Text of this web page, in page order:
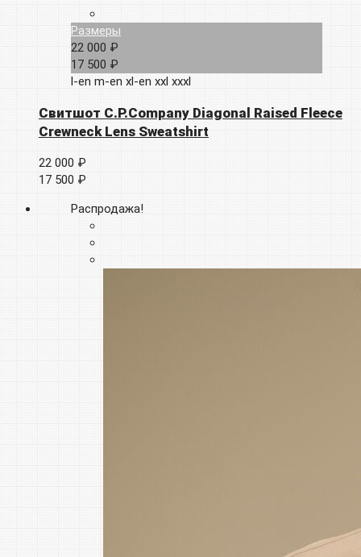
Размеры
22 000 ₽
17 500 ₽
l-en m-en xl-en xxl xxxl
Свитшот C.P.Company Diagonal Raised Fleece
Crewneck Lens Sweatshirt
22 000 ₽
17 500 ₽
Распродажа!